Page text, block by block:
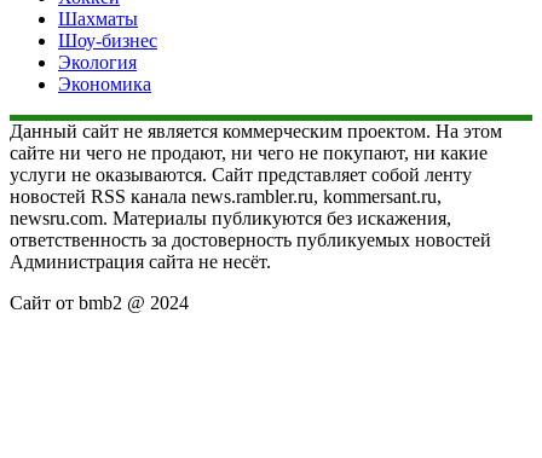
Шахматы
Шоу-бизнес
Экология
Экономика
Данный сайт не является коммерческим проектом. На этом
сайте ни чего не продают, ни чего не покупают, ни какие
услуги не оказываются. Сайт представляет собой ленту
новостей RSS канала news.rambler.ru, kommersant.ru,
newsru.com. Материалы публикуются без искажения,
ответственность за достоверность публикуемых новостей
Администрация сайта не несёт.
Сайт от bmb2 @ 2024